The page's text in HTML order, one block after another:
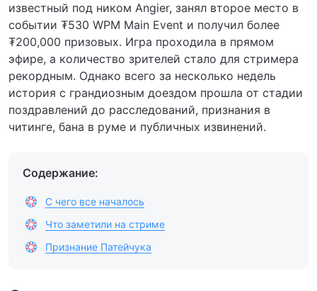
известный под ником Angier, занял второе место в
событии ₮530 WPM Main Event и получил более
₮200,000 призовых. Игра проходила в прямом
эфире, а количество зрителей стало для стримера
рекордным. Однако всего за несколько недель
история с грандиозным доездом прошла от стадии
поздравлений до расследований, признания в
читинге, бана в руме и публичных извинений.
Содержание:
С чего все началось
Что заметили на стриме
Признание Патейчука